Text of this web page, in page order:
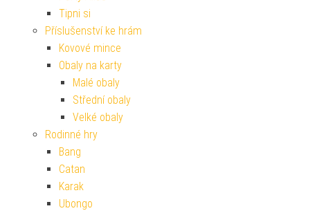
Tipni si
Příslušenství ke hrám
Kovové mince
Obaly na karty
Malé obaly
Střední obaly
Velké obaly
Rodinné hry
Bang
Catan
Karak
Ubongo